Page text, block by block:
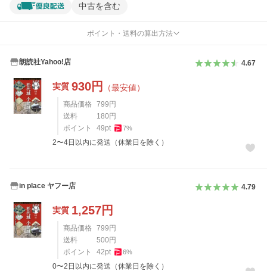
中古を含む
ポイント・送料の算出方法
朗読社Yahoo!店 4.67
実質 930円 （最安値）
商品価格 799 円
送料
180 円
ポイント
49pt 7%
2〜4日以内に発送（休業日を除く）
in place ヤフー店 4.79
実質 1,257円
商品価格 799 円
送料
500 円
ポイント
42pt 6%
0〜2日以内に発送（休業日を除く）